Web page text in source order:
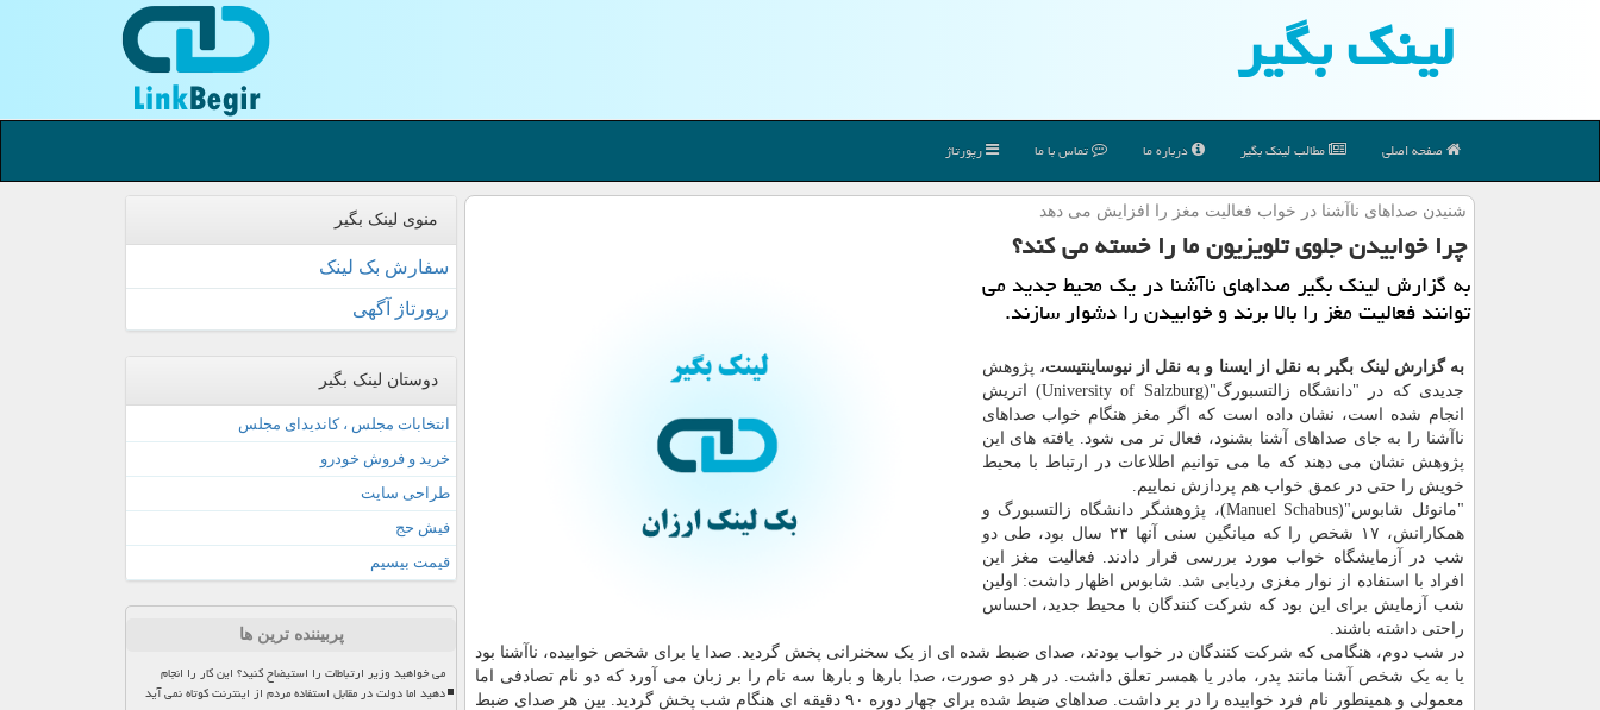
لینك بگیر
صفحه اصلی مطالب لینك بگیر درباره ما تماس با ما رپورتاژ
شنیدن صداهای ناآشنا در خواب فعالیت مغز را افزایش می دهد
چرا خوابیدن جلوی تلویزیون ما را خسته می کند؟
به گزارش لینک بگیر صداهای ناآشنا در یک محیط جدید می
توانند فعالیت مغز را بالا برند و خوابیدن را دشوار سازند.
به گزارش لینک بگیر به نقل از ایسنا و به نقل از نیوساینتیست، پژوهش
جدیدی که در "دانشگاه زالتسبورگ"(University of Salzburg) اتریش
انجام شده است، نشان داده است که اگر مغز هنگام خواب صداهای
ناآشنا را به جای صداهای آشنا بشنود، فعال تر می شود. یافته های این
پژوهش نشان می دهند که ما می توانیم اطلاعات در ارتباط با محیط
خویش را حتی در عمق خواب هم پردازش نماییم.
"مانوئل شابوس"(Manuel Schabus)، پژوهشگر دانشگاه زالتسبورگ و
همکارانش، ۱۷ شخص را که میانگین سنی آنها ۲۳ سال بود، طی دو
شب در آزمایشگاه خواب مورد بررسی قرار دادند. فعالیت مغز این
افراد با استفاده از نوار مغزی ردیابی شد. شابوس اظهار داشت: اولین
شب آزمایش برای این بود که شرکت کنندگان با محیط جدید، احساس
راحتی داشته باشند.
در شب دوم، هنگامی که شرکت کنندگان در خواب بودند، صدای ضبط شده ای از یک سخنرانی پخش گردید. صدا یا برای شخص خوابیده، ناآشنا بود
یا به یک شخص آشنا مانند پدر، مادر یا همسر تعلق داشت. در هر دو صورت، صدا بارها و بارها سه نام را بر زبان می آورد که دو نام تصادفی اما
معمولی و همینطور نام فرد خوابیده را در بر داشت. صداهای ضبط شده برای چهار دوره ۹۰ دقیقه ای هنگام شب پخش گردید. بین هر صدای ضبط
منوی لینک بگیر
سفارش بک لینک
رپورتاژ آگهی
دوستان لینک بگیر
انتخابات مجلس ، کاندیدای مجلس
خرید و فروش خودرو
طراحی سایت
فیش حج
قیمت بیسیم
پربیننده ترین ها
می خواهید وزیر ارتباطات را استیضاح کنید؟ این کار را انجام
دهید اما دولت در مقابل استفاده مردم از اینترنت کوتاه نمی آید